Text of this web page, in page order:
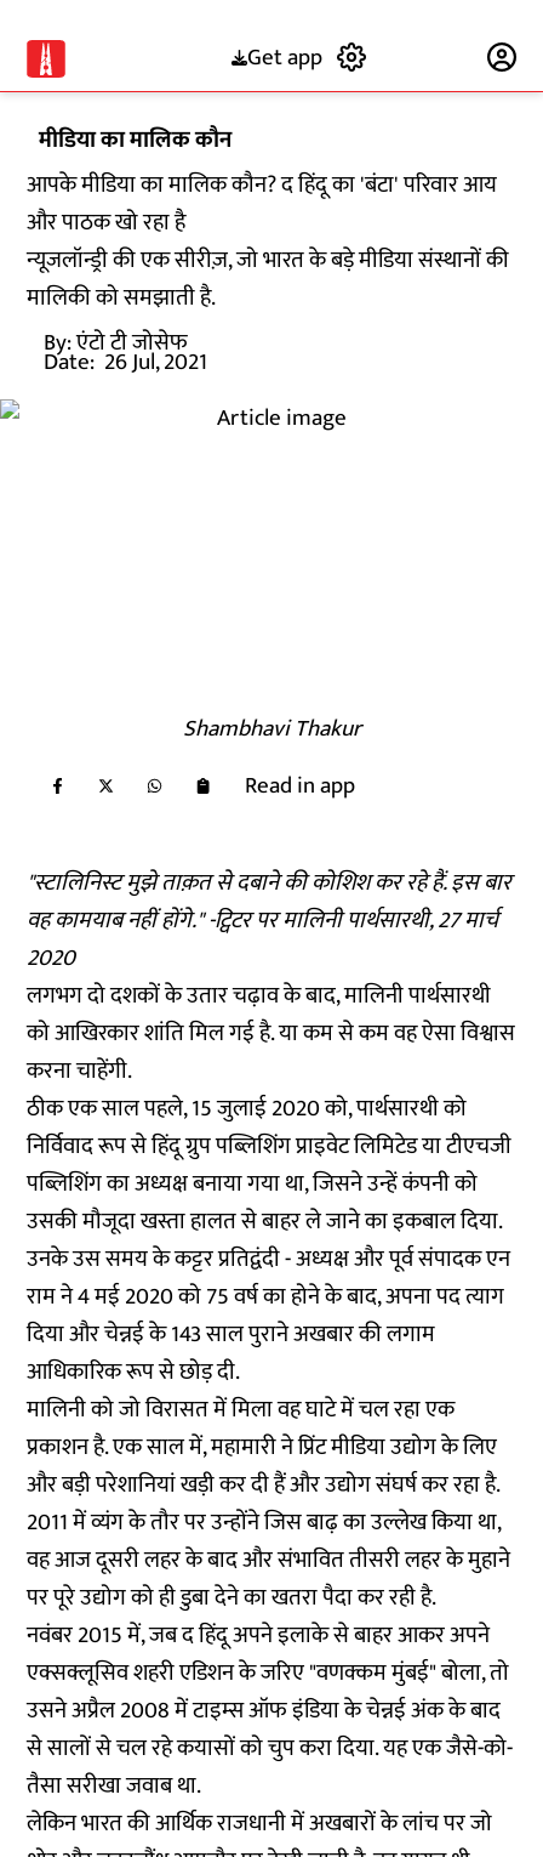
Get app
मीडिया का मालिक कौन
आपके मीडिया का मालिक कौन? द हिंदू का 'बंटा' परिवार आय
और पाठक खो रहा है
न्यूजलॉन्ड्री की एक सीरीज़, जो भारत के बड़े मीडिया संस्थानों की
मालिकी को समझाती है.
By:एंटो टी जोसेफ
Date: 26 Jul, 2021
Shambhavi Thakur
Read in app
"स्टालिनिस्ट मुझे ताक़त से दबाने की कोशिश कर रहे हैं. इस बार
वह कामयाब नहीं होंगे." -ट्विटर परमालिनी पार्थसारथी, 27 मार्च
2020
लगभग दो दशकों के उतार चढ़ाव के बाद, मालिनी पार्थसारथी
को आखिरकार शांति मिल गई है. या कम से कम वह ऐसा विश्वास
करना चाहेंगी.
ठीक एक साल पहले, 15 जुलाई 2020 को, पार्थसारथी को
निर्विवाद रूप से हिंदू ग्रुप पब्लिशिंग प्राइवेट लिमिटेड या टीएचजी
पब्लिशिंग का अध्यक्ष बनाया गया था, जिसने उन्हें कंपनी को
उसकी मौजूदा खस्ता हालत से बाहर ले जाने का इकबाल दिया.
उनके उस समय के कट्टर प्रतिद्वंदी - अध्यक्ष और पूर्व संपादक एन
राम ने 4 मई 2020 को 75 वर्ष का होने के बाद, अपना पद त्याग
दिया और चेन्नई के 143 साल पुराने अखबार की लगाम
आधिकारिक रूप से छोड़ दी.
मालिनी को जो विरासत में मिला वह घाटे में चल रहा एक
प्रकाशन है. एक साल में, महामारी ने प्रिंट मीडिया उद्योग के लिए
और बड़ी परेशानियां खड़ी कर दी हैं और उद्योग संघर्ष कर रहा है.
2011 में व्यंग के तौरपर उन्होंने जिस बाढ़ का उल्लेख किया था,
वह आज दूसरी लहर के बाद और संभावित तीसरी लहर के मुहाने
पर पूरे उद्योग को ही डुबा देने का खतरा पैदा कर रही है.
नवंबर 2015 में, जब द हिंदू अपने इलाके से बाहर आकर अपने
एक्सक्लूसिव शहरी एडिशन के जरिए "वणक्कम मुंबई" बोला, तो
उसने अप्रैल 2008 में टाइम्स ऑफ इंडिया के चेन्नई अंक के बाद
से सालों से चल रहे कयासों को चुप करा दिया. यह एक जैसे-को-
तैसा सरीखा जवाब था.
लेकिन भारत की आर्थिक राजधानी में अखबारों के लांच पर जो